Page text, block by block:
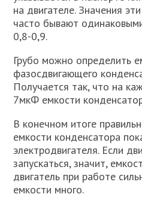
на двигателе. Значения
часто бывают
0,8-0,9.
Грубо можно определить
фазосдвигающего
Получается так, что на
7мкФ емкости
В конечном итоге
емкости конденсатора
электродвигателя. Если
запускаться, значит,
двигатель при работе
емкости много.